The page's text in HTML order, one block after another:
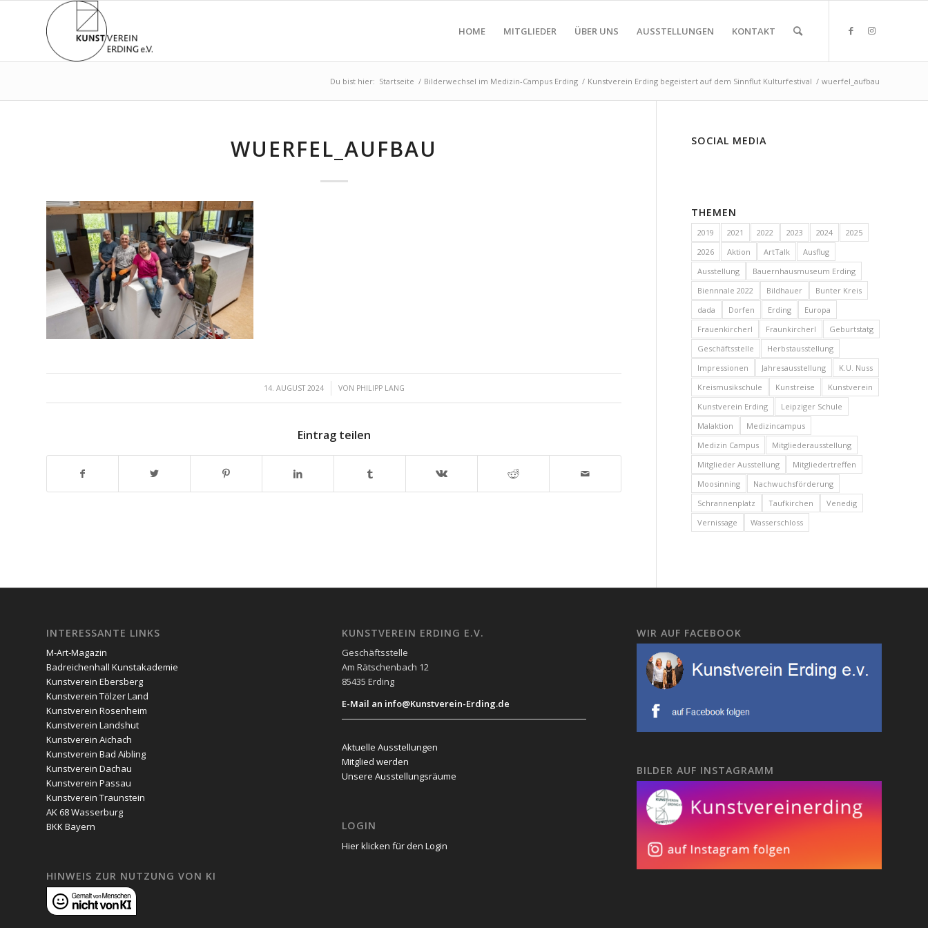
HOME MITGLIEDER ÜBER UNS AUSSTELLUNGEN KONTAKT
Du bist hier: Startseite / Bilderwechsel im Medizin-Campus Erding / Kunstverein Erding begeistert auf dem Sinnflut Kulturfestival / wuerfel_aufbau
WUERFEL_AUFBAU
14. AUGUST 2024
/ VON PHILIPP LANG
Eintrag teilen
SOCIAL MEDIA
THEMEN
2019 2021 2022 2023 2024
2025
2026
Aktion ArtTalk
Ausflug
Ausstellung
Bauernhausmuseum Erding
Biennnale 2022
Bildhauer
Bunter Kreis
dada
Dorfen Erding
Europa
Frauenkircherl
Fraunkircherl
Geburtstatg
Geschäftsstelle
Herbstausstellung
Impressionen
Jahresausstellung
K.U. Nuss
Kreismusikschule
Kunstreise
Kunstverein
Kunstverein Erding
Leipziger Schule
Malaktion
Medizincampus
Medizin Campus
Mitgliederausstellung
Mitglieder Ausstellung
Mitgliedertreffen
Moosinning
Nachwuchsförderung
Schrannenplatz
Taufkirchen
Venedig
Vernissage
Wasserschloss
INTERESSANTE LINKS
M-Art-Magazin
Badreichenhall Kunstakademie
Kunstverein Ebersberg
Kunstverein Tölzer Land
Kunstverein Rosenheim
Kunstverein Landshut
Kunstverein Aichach
Kunstverein Bad Aibling
Kunstverein Dachau
Kunstverein Passau
Kunstverein Traunstein
AK 68 Wasserburg
BKK Bayern
HINWEIS ZUR NUTZUNG VON KI
KUNSTVEREIN ERDING E.V.
Geschäftsstelle
Am Rätschenbach 12
85435 Erding
E-Mail an info@Kunstverein-Erding.de
Aktuelle Ausstellungen
Mitglied werden
Unsere Ausstellungsräume
LOGIN
Hier klicken für den Login
WIR AUF FACEBOOK
BILDER AUF INSTAGRAMM